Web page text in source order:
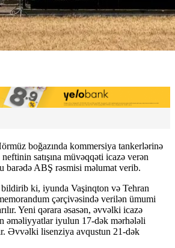
boğazında kommersiya tankerlərinə
satışına müvəqqəti icazə verən
barədə ABŞ rəsmisi məlumat verib.
ki, iyunda Vaşinqton və Tehran
çərçivəsində verilən ümumi
Yeni qərara əsasən, əvvəlki icazə
əməliyyatlar iyulun 17-dək mərhələli
Əvvəlki lisenziya avqustun 21-dək